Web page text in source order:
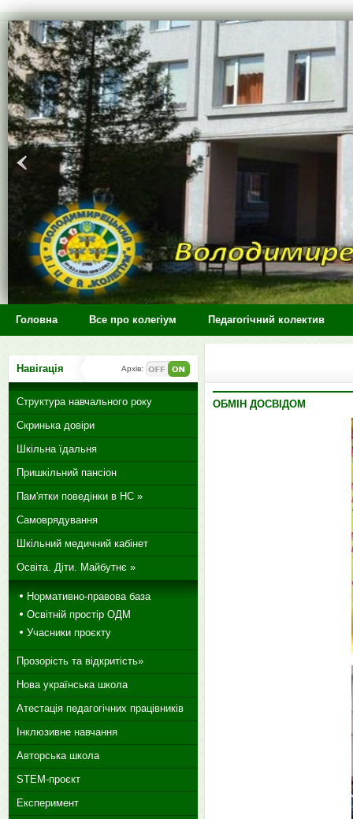
>
Головна Все про колегіум Педагогічний колектив
ОБМІН ДОСВІДОМ
Навігація Архів:
Структура навчального року
Скринька довіри
Шкільна їдальня
Пришкільний пансіон
Пам'ятки поведінки в НС »
Самоврядування
Шкільний медичний кабінет
Освіта. Діти. Майбутнє »
Нормативно-правова база
Освітній простір ОДМ
Учасники проєкту
Прозорість та відкритість»
Нова українська школа
Атестація педагогічних працівників
Інклюзивне навчання
Авторська школа
STEM-проєкт
Експеримент